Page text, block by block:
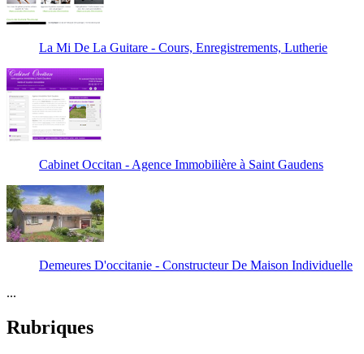
La Mi De La Guitare - Cours, Enregistrements, Lutherie
Cabinet Occitan - Agence Immobilière à Saint Gaudens
Demeures D'occitanie - Constructeur De Maison Individuelle
...
Rubriques